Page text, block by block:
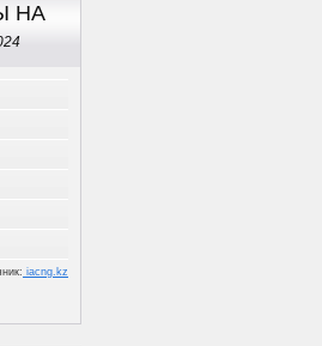
НА
iacng.kz